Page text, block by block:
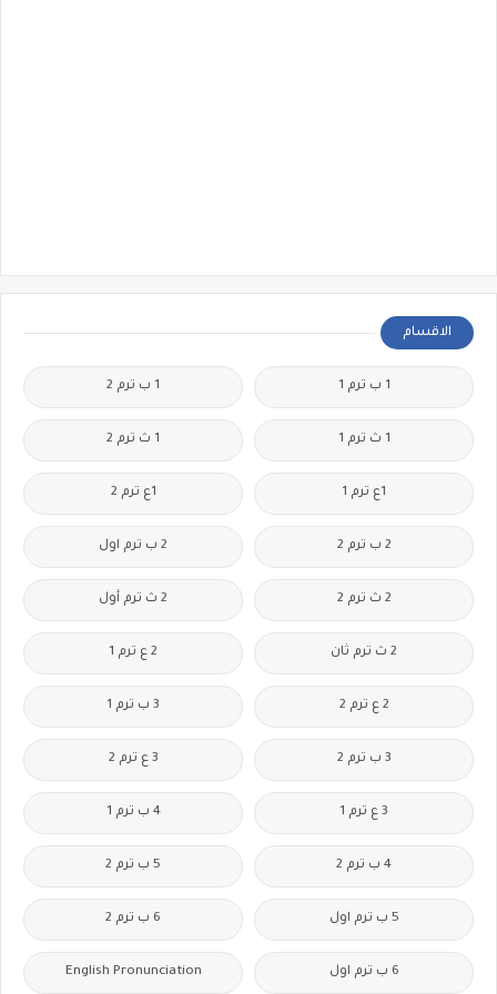
الاقسام
1 ب ترم 1 1 ب ترم 2
1 ث ترم 1 1 ث ترم 2
1ع ترم 1 1ع ترم 2
2 ب ترم 2 2 ب ترم اول
2 ث ترم 2 2 ث ترم أول
2 ث ترم ثان 2 ع ترم 1
2 ع ترم 2 3 ب ترم 1
3 ب ترم 2 3 ع ترم 2
3 ع ترم 1 4 ب ترم 1
4 ب ترم 2 5 ب ترم 2
5 ب ترم اول 6 ب ترم 2
6 ب ترم اول English Pronunciation